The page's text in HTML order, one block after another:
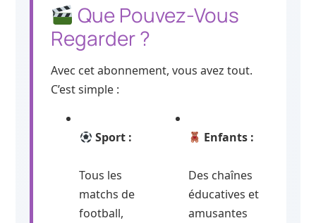
Que Pouvez-Vous
Regarder ?
Avec cet abonnement, vous avez tout.
C’est simple :
Sport :
Tous les
matchs de
football,
Enfants :
Des chaînes
éducatives et
amusantes